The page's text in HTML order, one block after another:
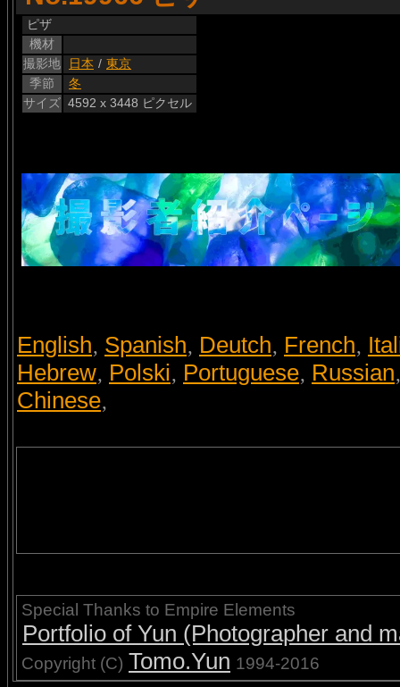
ピザ
機材
撮影地
日本 / 東京
季節
冬
サイズ 4592 x 3448 ピクセル
English, Spanish, Deutch, French,
Hebrew, Polski, Portuguese, Russian
Chinese,
Special Thanks to Empire Elements
Portfolio of Yun (Photographer and
Copyright (C) Tomo.Yun 1994-2016